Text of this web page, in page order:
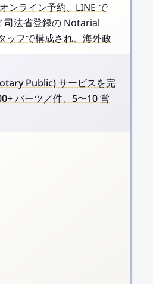
ンライン予約、LINE で
司法省登録の Notarial
ッフで構成され、海外政
Public) サービスを完
バーツ／件、5〜10 営